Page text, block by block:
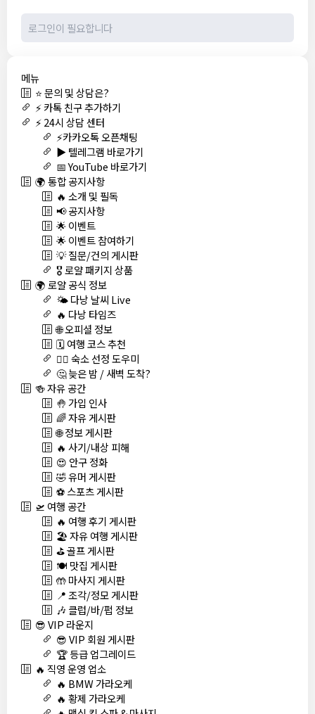
메뉴
⭐ 문의 및 상담은?
⚡ 카톡 친구 추가하기
⚡ 24시 상담 센터
⚡카카오톡 오픈채팅
▶️ 텔레그램 바로가기
📅 YouTube 바로가기
🌍 통합 공지사항
🔥 소개 및 필독
📢 공지사항
🌟 이벤트
🌟 이벤트 참여하기
💡 질문/건의 게시판
🎖️ 로얄 패키지 상품
🌍 로얄 공식 정보
🌤️ 다낭 날씨 Live
🔥 다낭 타임즈
🌐 오피셜 정보
🗓️ 여행 코스 추천
🏊‍♀️ 숙소 선정 도우미
🤔 늦은 밤 / 새벽 도착?
🍻 자유 공간
🤚 가입 인사
🌈 자유 게시판
🌐 정보 게시판
🔥 사기/내상 피해
😍 안구 정화
🤣 유머 게시판
⚽ 스포츠 게시판
🛫 여행 공간
🔥 여행 후기 게시판
🏖️ 자유 여행 게시판
⛳ 골프 게시판
🍽️ 맛집 게시판
🤲 마사지 게시판
📍 조각/정모 게시판
🎶 클럽/바/펍 정보
😎 VIP 라운지
😎 VIP 회원 게시판
🏆 등급 업그레이드
🔥 직영 운영 업소
🔥 BMW 가라오케
🔥 황제 가라오케